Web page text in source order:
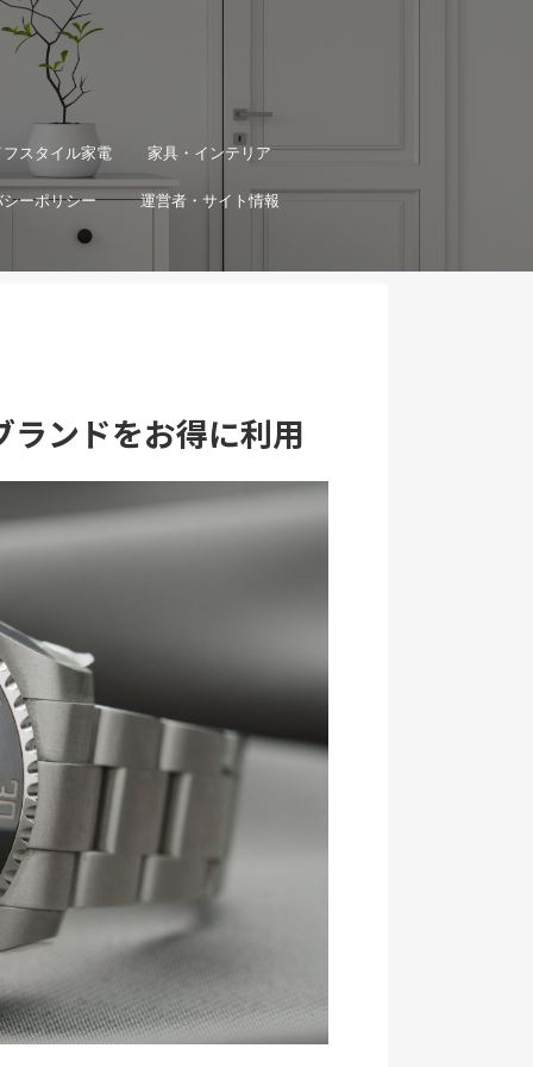
スタイル家電 家具・インテリア
ーポリシー 運営者・サイト情報
ンドをお得に利用